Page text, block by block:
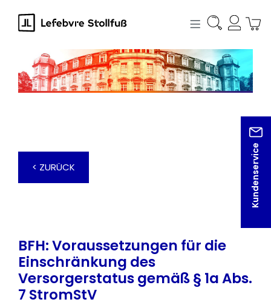
springen
Kundenservice
< ZURÜCK
BFH: Voraussetzungen für die
Einschränkung des
Versorgerstatus gemäß § 1a Abs.
7 StromStV